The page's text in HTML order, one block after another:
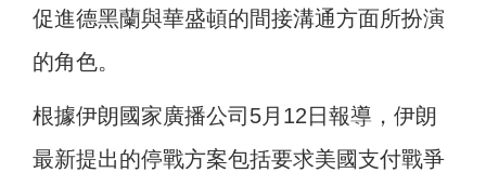
促進德黑蘭與華盛頓的間接溝通方面所扮演
的角色。
根據伊朗國家廣播公司5月12日報導，伊朗
最新提出的停戰方案包括要求美國支付戰爭